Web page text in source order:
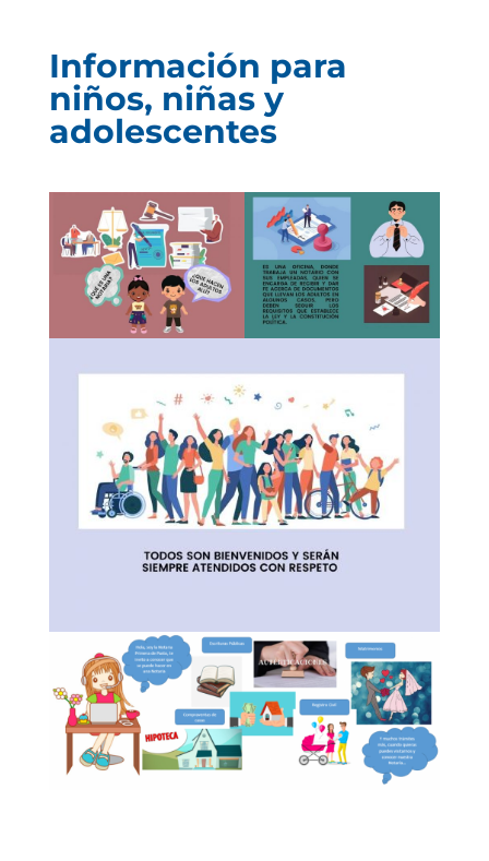
Información para
niños, niñas y
adolescentes